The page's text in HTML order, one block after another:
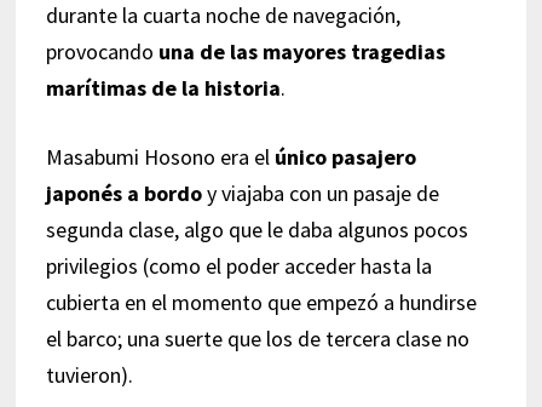
durante la cuarta noche de navegación,
provocando una de las mayores tragedias
marítimas de la historia.
Masabumi Hosono era el único pasajero
japonés a bordoy viajaba con un pasaje de
segunda clase, algo que le daba algunos pocos
privilegios (como el poder acceder hasta la
cubierta en el momento que empezó a hundirse
el barco; una suerte que los de tercera clase no
tuvieron).